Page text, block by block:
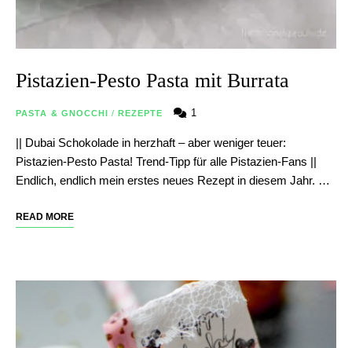
Pistazien-Pesto Pasta mit Burrata
PASTA & GNOCCHI / REZEPTE 1
|| Dubai Schokolade in herzhaft – aber weniger teuer:
Pistazien-Pesto Pasta! Trend-Tipp für alle Pistazien-Fans ||
Endlich, endlich mein erstes neues Rezept in diesem Jahr. …
READ MORE